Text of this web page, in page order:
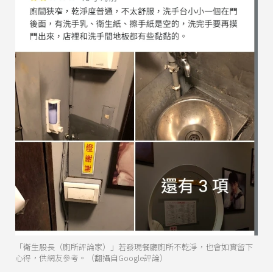
「衛生股長（廁所評論家）」若發現餐廳廁所不乾淨，也會如實留下
心得，供網友參考。（翻攝自Google評論）